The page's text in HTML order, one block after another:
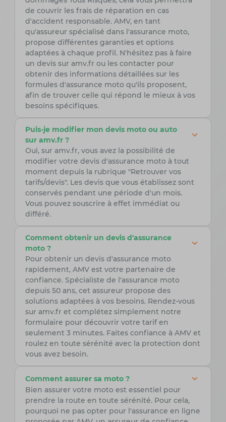
de couvrir les frais de réparation en cas
d'accident responsable. AMV, en tant
qu'assureur spécialisé dans l'assurance moto,
propose différentes garanties et options
adaptées à chaque profil. N'hésitez pas à faire
un devis sur amv.fr ou les contacter pour
obtenir des informations détaillées sur les
formules d'assurance moto qu'ils proposent,
afin de trouver celle qui répond le mieux à vos
besoins spécifiques.
Puis-je modifier mon devis moto ou auto
sur amv.fr ?
Oui, sur amv.fr, vous avez la possibilité de
modifier votre devis d'assurance moto à tout
moment depuis la rubrique "Retrouver vos
tarifs/devis". Les devis que vous établissez sont
conservés pendant une période d'un mois.
Vous pouvez souscrire à effet immédiat ou
différé.
Comment obtenir un devis d'assurance
moto ?
Pour obtenir un devis d'assurance moto
rapidement, AMV est votre partenaire de
confiance. Spécialiste de l'assurance moto
depuis 50 ans, cet assureur propose des
solutions adaptées à vos besoins. Rendez-vous
sur amv.fr et complétez simplement notre
formulaire pour découvrir votre tarif en
seulement 3 minutes. Faites confiance à AMV et
roulez en toute sérénité avec la protection dont
vous avez besoin.
Comment assurer sa moto ?
Bien assurer votre moto est essentiel pour
prendre la route en toute sérénité. Pour cela,
pourquoi ne pas opter pour l'assurance en ligne